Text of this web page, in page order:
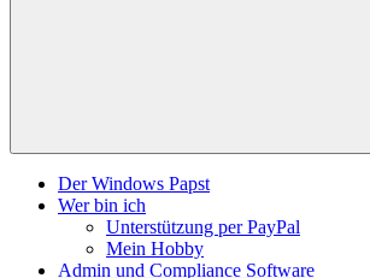
Der Windows Papst
Wer bin ich
Unterstützung per PayPal
Mein Hobby
Admin und Compliance Software